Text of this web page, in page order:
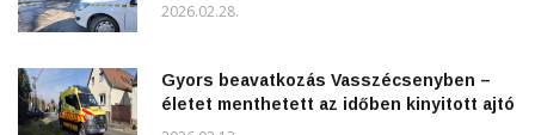
2026.02.28.
Gyors beavatkozás Vasszécsenyben –
életet menthetett az időben kinyitott ajtó